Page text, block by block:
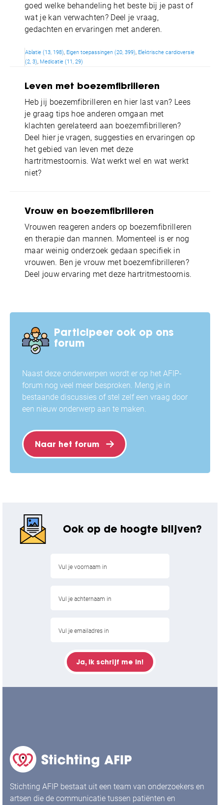
goed welke behandeling het beste bij je past of
wat je kan verwachten? Deel je vraag,
gedachten en ervaringen met anderen.
Ablatie (13, 198) Eigen toepassingen (20, 399) Elektrische cardioversie
(2, 3) Medicatie (11, 29)
Leven met boezemfibrilleren
Heb jij boezemfibrilleren en hier last van? Lees
je graag tips hoe anderen omgaan met
klachten gerelateerd aan boezemfibrilleren?
Deel hier je vragen, suggesties en ervaringen op
het gebied van leven met deze
hartritmestoornis. Wat werkt wel en wat werkt
niet?
Vrouw en boezemfibrilleren
Vrouwen reageren anders op boezemfibrilleren
en therapie dan mannen. Momenteel is er nog
maar weinig onderzoek gedaan specifiek in
vrouwen. Ben je vrouw met boezemfibrilleren?
Deel jouw ervaring met deze hartritmestoornis.
Participeer ook op ons
forum
Naast deze onderwerpen wordt er op het AFIP-
forum nog veel meer besproken. Meng je in
bestaande discussies of stel zelf een vraag door
een nieuw onderwerp aan te maken.
Naar het forum
Ook op de hoogte blijven?
Ja, ik schrijf me in!
Stichting AFIP bestaat uit een team van onderzoekers en
artsen die de communicatie tussen patiënten en